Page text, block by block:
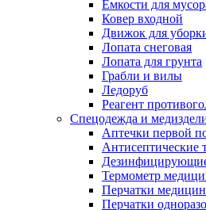
Ёмкости для
Ковер входной
Движок для
Лопата снеговая
Лопата для грунта
Грабли и вилы
Ледоруб
Реагент
Спецодежда и
Аптечки первой
Антисептические
Термометр
Перчатки
Перчатки